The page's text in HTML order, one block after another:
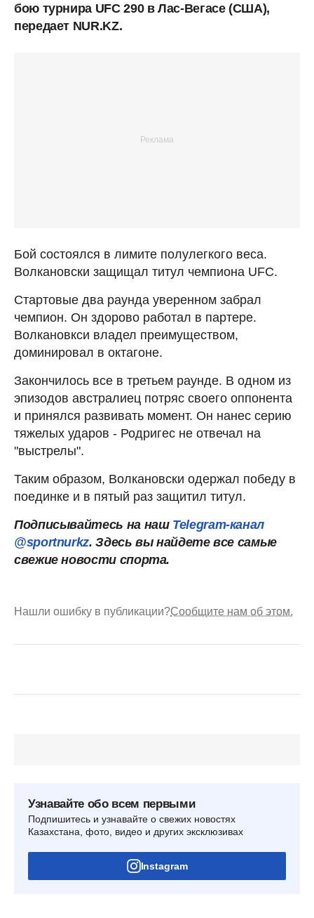
бою турнира UFC 290 в Лас-Вегасе (США),
передает NUR.KZ.
Бой состоялся в лимите полулегкого веса.
Волкановски защищал титул чемпиона UFC.
Стартовые два раунда уверенном забрал
чемпион. Он здорово работал в партере.
Волкановкси владел преимуществом,
доминировал в октагоне.
Закончилось все в третьем раунде. В одном из
эпизодов австралиец потряс своего оппонента
и принялся развивать момент. Он нанес серию
тяжелых ударов - Родригес не отвечал на
"выстрелы".
Таким образом, Волкановски одержал победу в
поединке и в пятый раз защитил титул.
Подписывайтесь на наш Telegram-канал
@sportnurkz. Здесь вы найдете все самые
свежие новости спорта.
Нашли ошибку в публикации?Сообщите нам об этом.
Узнавайте обо всем первыми
Подпишитесь и узнавайте о свежих новостях
Казахстана, фото, видео и других эксклюзивах
Instagram